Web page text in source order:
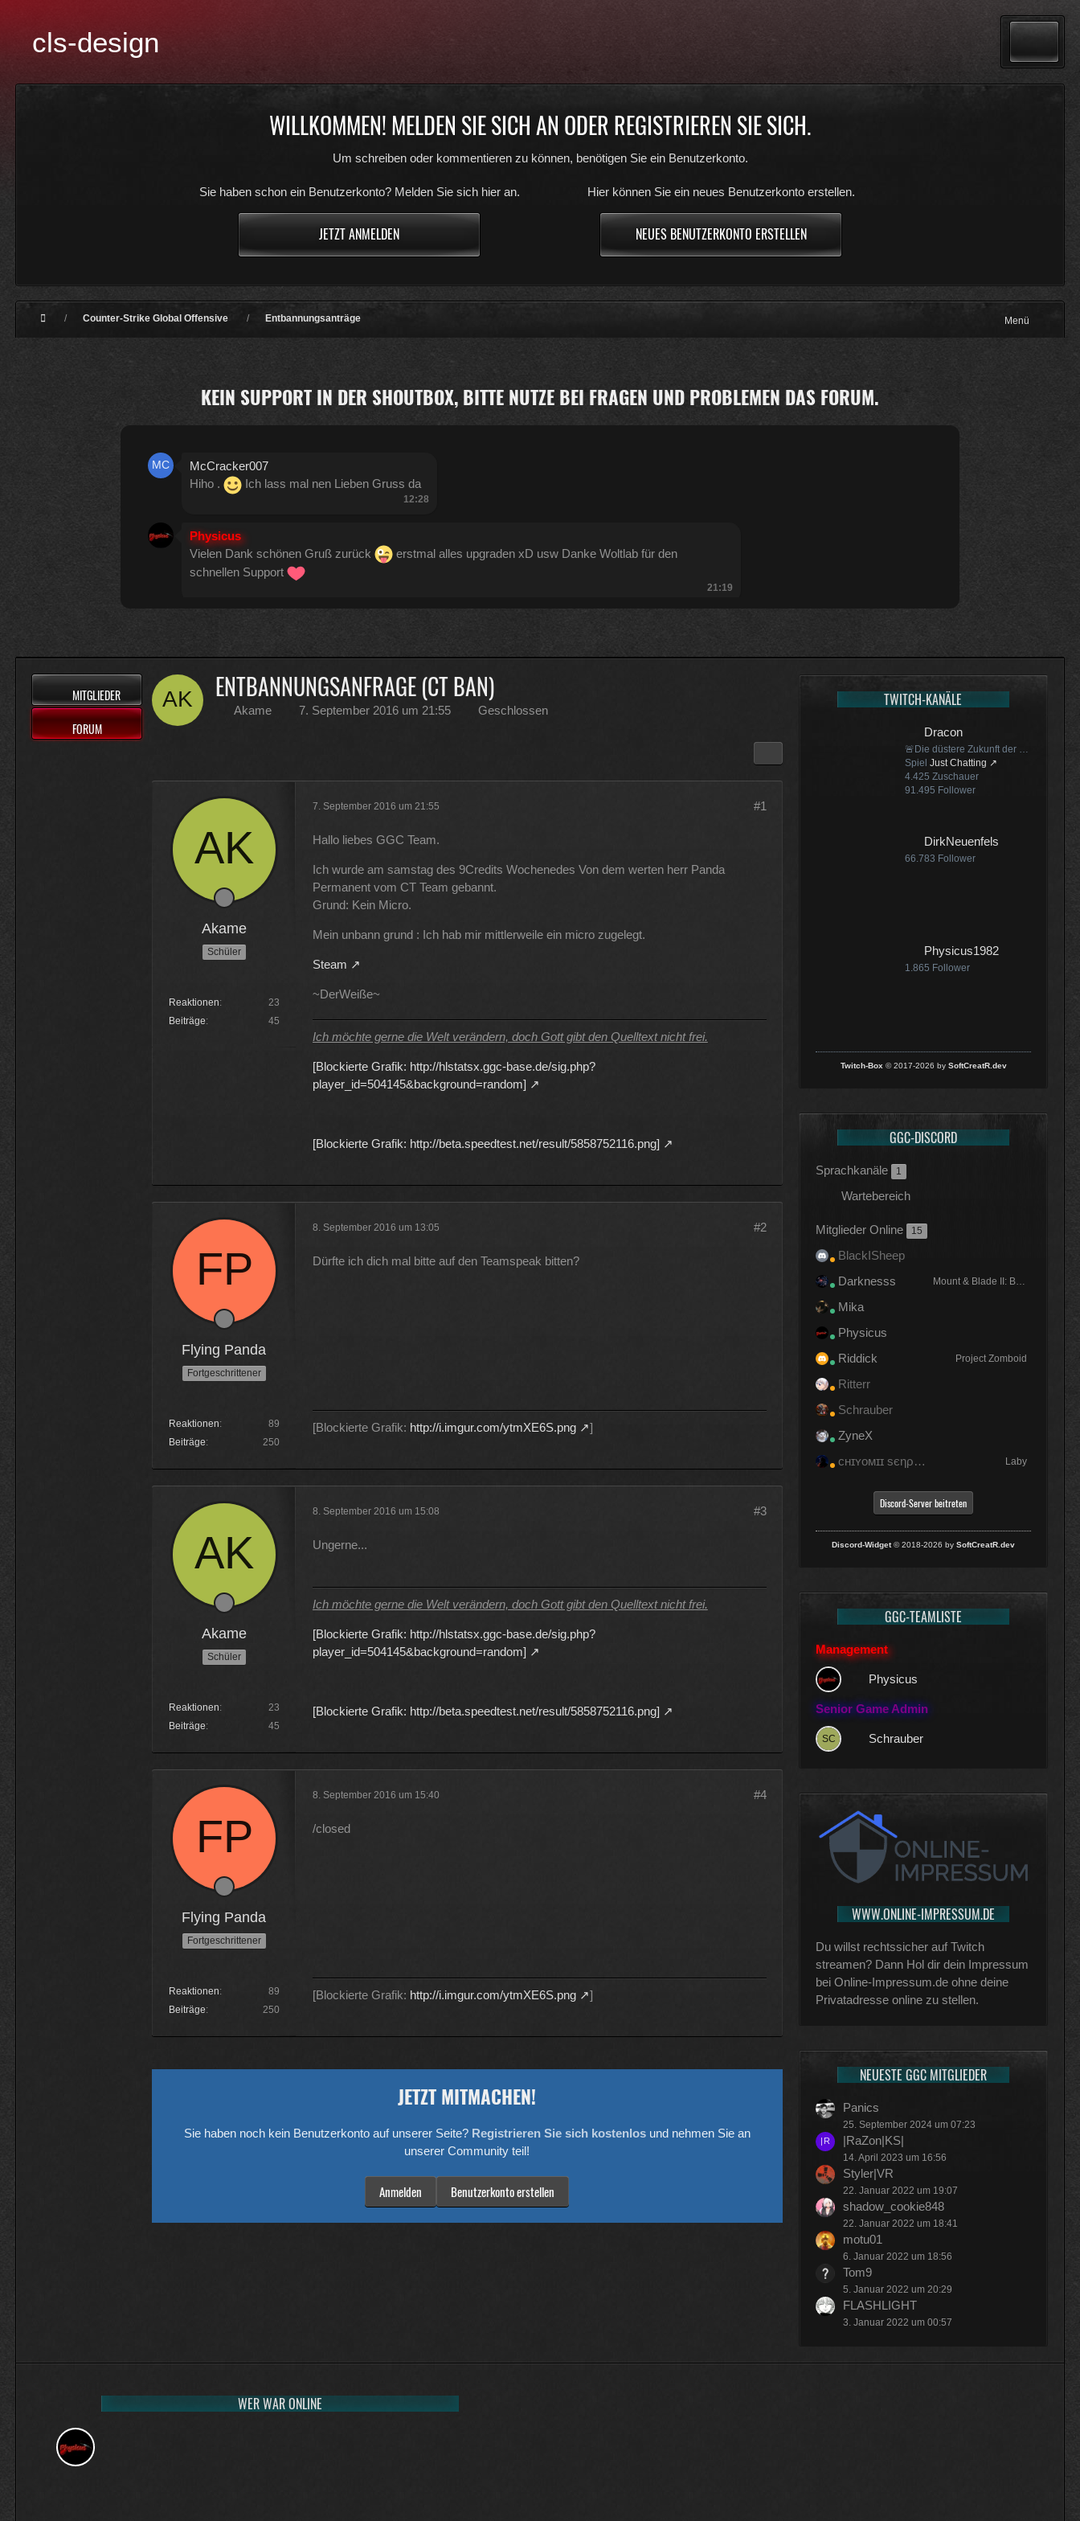
cls-design
WILLKOMMEN! MELDEN SIE SICH AN ODER REGISTRIEREN SIE SICH.
Um schreiben oder kommentieren zu können, benötigen Sie ein Benutzerkonto.
Sie haben schon ein Benutzerkonto? Melden Sie sich hier an.
JETZT ANMELDEN
Hier können Sie ein neues Benutzerkonto erstellen.
NEUES BENUTZERKONTO ERSTELLEN
Counter-Strike Global Offensive Entbannungsanträge Menü
KEIN SUPPORT IN DER SHOUTBOX, BITTE NUTZE BEI FRAGEN UND PROBLEMEN DAS FORUM.
McCracker007
Hiho .
Ich lass mal nen Lieben Gruss da
12:28
Physicus
Vielen Dank schönen Gruß zurück
erstmal alles upgraden xD usw Danke Woltlab für den
schnellen Support
21:19
13:47
McCracker007
Muss ich auch alles machen .
Kratze gerade alles an geld zusammen was ich auftreiben kann .
Physicus
Ja bei mir sind es 130 € für Woltlab und Plugins und Designs auch so um locker flockig 50-60 €
ätzend, wie schnell alles einem aus der Tasche gezogen wird
Ja das ist echt wild. Vor allem wenn man innerhalb 2 Jahre das Forum Update kauft kostet es nur die
hälfte .
MITGLIEDER
FORUM
ENTBANNUNGSANFRAGE (CT BAN)
Akame 7. September 2016 um 21:55 Geschlossen
Akame
Schüler
Reaktionen
23
Beiträge
45
7. September 2016 um 21:55 #1
Hallo liebes GGC Team.
Ich wurde am samstag des 9Credits Wochenedes Von dem werten herr Panda
Permanent vom CT Team gebannt.
Grund: Kein Micro.
Mein unbann grund : Ich hab mir mittlerweile ein micro zugelegt.
Steam
~DerWeiße~
Ich möchte gerne die Welt verändern, doch Gott gibt den Quelltext nicht frei.
[Blockierte Grafik: http://hlstatsx.ggc-base.de/sig.php?
player_id=504145&background=random]
[Blockierte Grafik: http://beta.speedtest.net/result/5858752116.png]
Flying Panda
Fortgeschrittener
Reaktionen
89
Beiträge
250
8. September 2016 um 13:05 #2
Dürfte ich dich mal bitte auf den Teamspeak bitten?
[Blockierte Grafik: http://i.imgur.com/ytmXE6S.png ]
Akame
Schüler
Reaktionen
23
Beiträge
45
8. September 2016 um 15:08 #3
Ungerne...
Ich möchte gerne die Welt verändern, doch Gott gibt den Quelltext nicht frei.
[Blockierte Grafik: http://hlstatsx.ggc-base.de/sig.php?
player_id=504145&background=random]
[Blockierte Grafik: http://beta.speedtest.net/result/5858752116.png]
Flying Panda
Fortgeschrittener
Reaktionen
89
Beiträge
250
8. September 2016 um 15:40 #4
/closed
[Blockierte Grafik: http://i.imgur.com/ytmXE6S.png ]
JETZT MITMACHEN!
Sie haben noch kein Benutzerkonto auf unserer Seite? Registrieren Sie sich kostenlosund nehmen Sie an
unserer Community teil!
Benutzerkonto erstellen
Anmelden
TWITCH-KANÄLE
Dracon
🚨Die düstere Zukunft der deutschen Autos🚨
Spiel Just Chatting
4.425 Zuschauer
91.495 Follower
DirkNeuenfels
66.783 Follower
Physicus1982
1.865 Follower
Twitch-Box © 2017-2026 by SoftCreatR.dev
GGC-DISCORD
Sprachkanäle 1
Wartebereich
Mitglieder Online 15
BlackISheep
Darknesss
Mount & Blade II: Bannerlord
Mika
Physicus
Riddick
Project Zomboid
Ritterr
Schrauber
ZyneX
ᴄʜɪʏᴏᴍɪɪ ѕєηραι (◕ᆽ◕ﾐ)ฅ
Laby
Discord-Server beitreten
Discord-Widget© 2018-2026 by SoftCreatR.dev
GGC-TEAMLISTE
Management
Physicus
Senior Game Admin
Schrauber
WWW.ONLINE-IMPRESSUM.DE
Du willst rechtssicher auf Twitch
streamen? Dann Hol dir dein Impressum
bei Online-Impressum.de ohne deine
Privatadresse online zu stellen.
NEUESTE GGC MITGLIEDER
Panics
25. September 2024 um 07:23
|RaZon|KS|
14. April 2023 um 16:56
Styler|VR
22. Januar 2022 um 19:07
shadow_cookie848
22. Januar 2022 um 18:41
motu01
6. Januar 2022 um 18:56
Tom9
5. Januar 2022 um 20:29
FLASHLIGHT
3. Januar 2022 um 00:57
WER WAR ONLINE